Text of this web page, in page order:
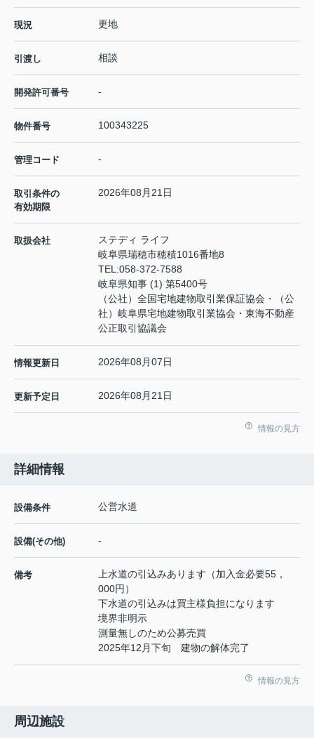
現況 更地
引渡し 相談
開発許可番号 -
物件番号 100343225
管理コード -
取引条件の
有効期限
2026年08月21日
取扱会社
ステディ ライフ
岐阜県瑞穂市穂積1016番地8
TEL:058-372-7588
岐阜県知事 (1) 第5400号
（公社）全国宅地建物取引業保証協会・（公
社）岐阜県宅地建物取引業協会・東海不動産
公正取引協議会
情報更新日 2026年08月07日
更新予定日 2026年08月21日
情報の見方
詳細情報
設備条件 公営水道
設備(その他) -
備考
上水道の引込みあります（加入金必要55，
000円）
下水道の引込みは買主様負担になります
境界非明示
測量無しのため公募売買
2025年12月下旬 建物の解体完了
情報の見方
周辺施設